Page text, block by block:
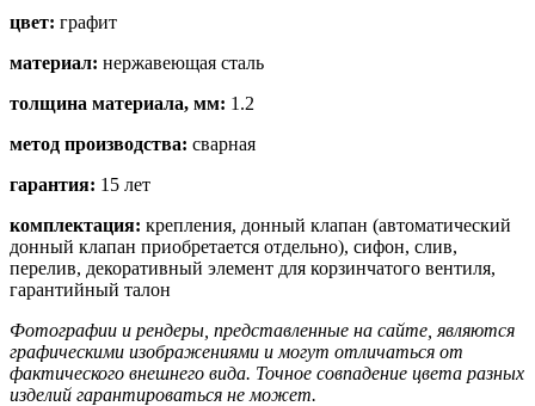
цвет: графит
материал: нержавеющая сталь
толщина материала, мм: 1.2
метод производства: сварная
гарантия: 15 лет
комплектация: крепления, донный клапан (автоматический
донный клапан приобретается отдельно), сифон, слив,
перелив, декоративный элемент для корзинчатого вентиля,
гарантийный талон
Фотографии и рендеры, представленные на сайте, являются
графическими изображениями и могут отличаться от
фактического внешнего вида. Точное совпадение цвета разных
изделий гарантироваться не может.